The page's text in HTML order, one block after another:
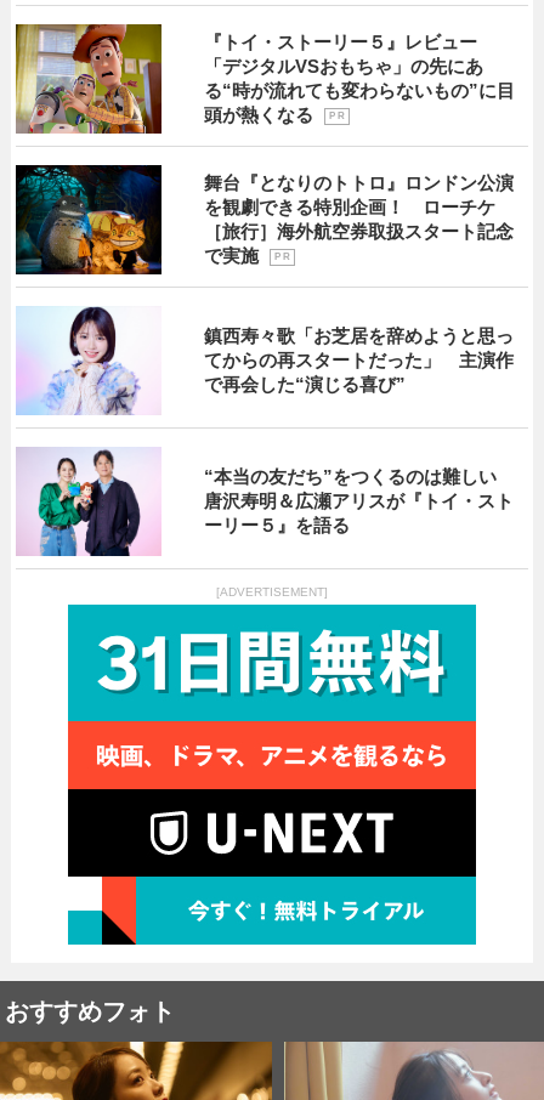
『トイ・ストーリー５』レビュー
「デジタルVSおもちゃ」の先にあ
る“時が流れても変わらないもの”に目
頭が熱くなる
P R
舞台『となりのトトロ』ロンドン公演
を観劇できる特別企画！ ローチケ
［旅行］海外航空券取扱スタート記念
で実施
P R
鎮西寿々歌「お芝居を辞めようと思っ
てからの再スタートだった」 主演作
で再会した“演じる喜び”
“本当の友だち”をつくるのは難しい
唐沢寿明＆広瀬アリスが『トイ・スト
ーリー５』を語る
[ADVERTISEMENT]
おすすめフォト